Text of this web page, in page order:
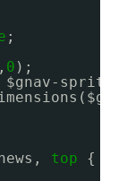
;
, 0 );
sprite;
top
{